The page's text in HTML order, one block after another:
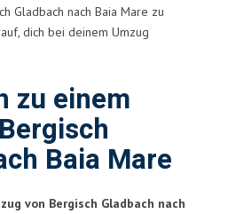
Gladbach nach Baia Mare zu
dich bei deinem Umzug
zu einem
Baia Mare
von Bergisch Gladbach nach